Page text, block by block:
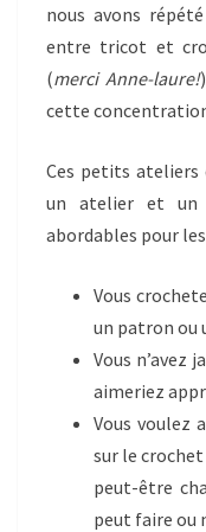
nous avons
entre tricot et
(merci Anne-laure!
cette
Ces petits ateliers
un atelier et un
abordables pour
Vous
un patron ou
Vous n’avez
aimeriez
Vous voulez
sur le
peut-être
peut faire ou